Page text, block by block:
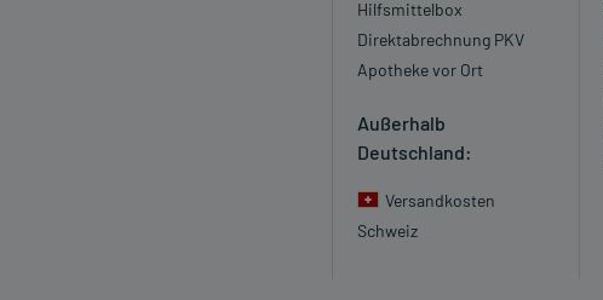
Hilfsmittelbox
Direktabrechnung PKV
Apotheke vor Ort
Außerhalb
Deutschland:
Versandkosten
Schweiz